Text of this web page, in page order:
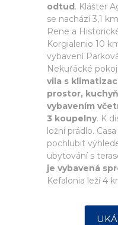
odtud. Klášter
se nachází 3,1
Rene a
Korgialenio 10
vybavení
Nekuřácké
vila s
prostor,
vybavením
3 koupelny. K
ložní prádlo.
pochlubit
ubytování s
je vybavená
Kefalonia leží 4